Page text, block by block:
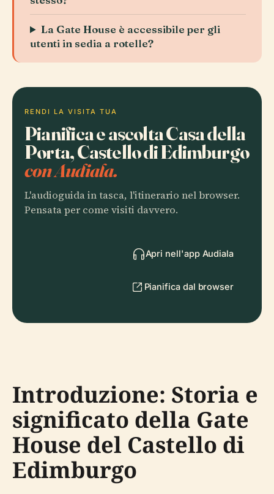
La Gate House è accessibile per gli
utenti in sedia a rotelle?
RENDI LA VISITA TUA
Pianifica e ascolta Casa della
Porta, Castello di Edimburgo
con Audiala.
L'audioguida in tasca, l'itinerario nel browser.
Pensata per come visiti davvero.
Apri nell'app Audiala
Pianifica dal browser
Introduzione: Storia e
significato della Gate
House del Castello di
Edimburgo